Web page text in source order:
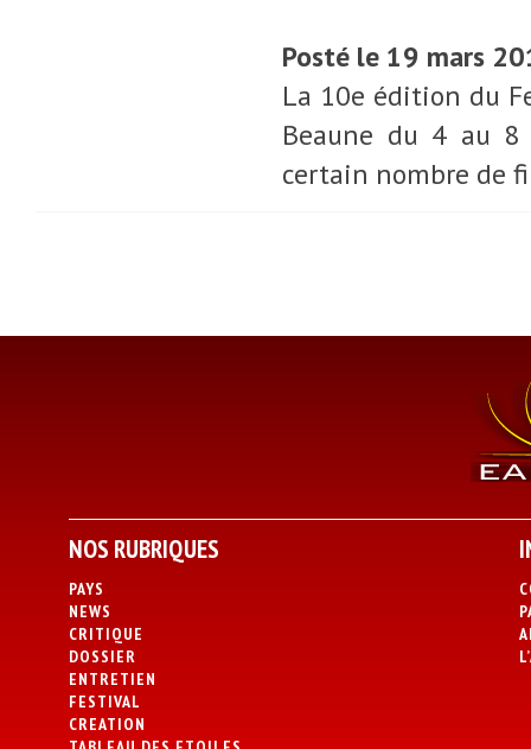
Posté le 19 mars
La 10e édition du
Beaune du 4 au 8
certain nombre de
NOS RUBRIQUES
PAYS
NEWS
CRITIQUE
DOSSIER
ENTRETIEN
FESTIVAL
CREATION